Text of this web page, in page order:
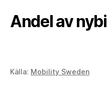
Andel av
Källa: Mobility Sweden